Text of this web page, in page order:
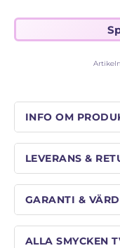
INFO OM
LEVERANS &
GARANTI &
ALLA SMYCKEN